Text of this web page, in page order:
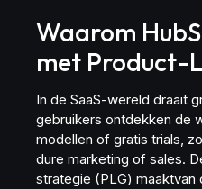
Waarom
met Product-
In de SaaS-wereld draait
gebruikers ontdekken de
modellen of gratis trials,
dure marketing of sales.
strategie (PLG) maaktvan